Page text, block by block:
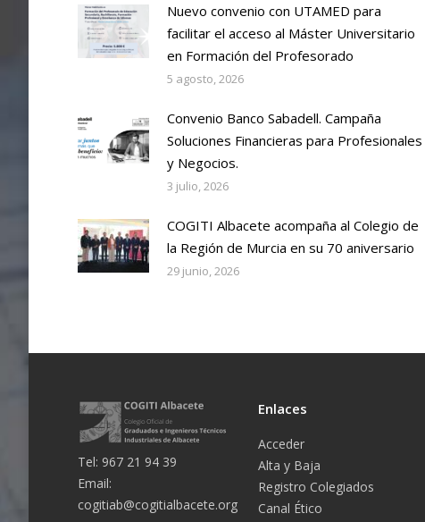
Nuevo convenio con UTAMED para
facilitar el acceso al Máster Universitario
en Formación del Profesorado
5 agosto, 2026
Convenio Banco Sabadell. Campaña
Soluciones Financieras para Profesionales
y Negocios.
3 julio, 2026
COGITI Albacete acompaña al Colegio de
la Región de Murcia en su 70 aniversario
29 junio, 2026
Tel: 967 21 94 39
Email:
cogitiab@cogitialbacete.org
Enlaces
Acceder
Alta y Baja
Registro Colegiados
Canal Ético